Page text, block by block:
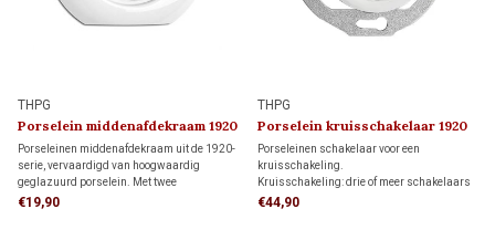
THPG
Porselein middenafdekraam 1920
Porseleinen middenafdekraam uit de 1920-
serie, vervaardigd van hoogwaardig
geglazuurd porselein. Met twee
eindafdekramen stel je eenvoudig een
€19,90
THPG
Porselein kruisschakelaar 1920
Porseleinen schakelaar voor een
kruisschakeling.
Kruisschakeling: drie of meer schakelaars
bedienen samen dezelfde verlichting. De
€44,90